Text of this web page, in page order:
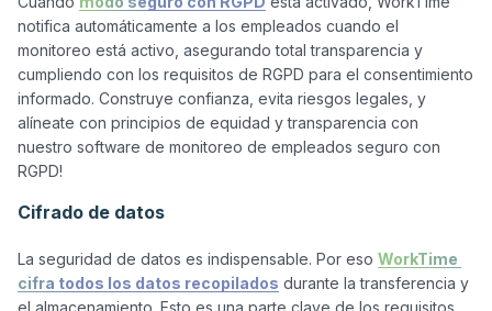
notifica automáticamente a los empleados cuando el
monitoreo está activo, asegurando total transparencia y
cumpliendo con los requisitos de RGPD para el consentimiento
informado. Construye confianza, evita riesgos legales, y
alíneate con principios de equidad y transparencia con
nuestro software de monitoreo de empleados seguro con
Cifrado de datos
La seguridad de datos es indispensable. Por eso WorkTime
cifra todos los datos recopilados durante la transferencia y
el almacenamiento. Esto es una parte clave de los requisitos